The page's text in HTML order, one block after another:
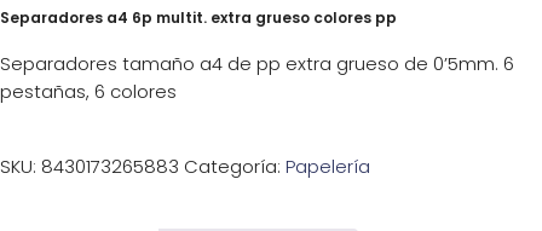
Separadores a4 6p multit. extra grueso colores pp
Separadores tamaño a4 de pp extra grueso de 0’5mm. 6
pestañas, 6 colores
SKU: 8430173265883 Categoría: Papelería